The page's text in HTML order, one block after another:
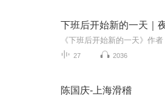
下班后开始新的一天｜
《下班后开始新的一天》作
27 2036
陈国庆-上海滑稽